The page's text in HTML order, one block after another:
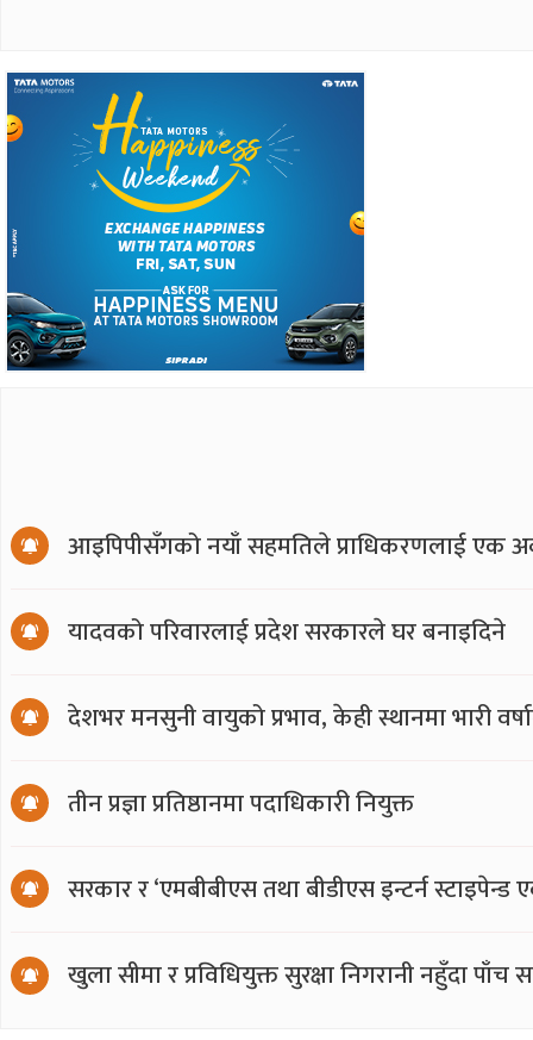
आइपिपीसँगको नयाँ सहमतिले प्राधिकरणलाई एक
यादवको परिवारलाई प्रदेश सरकारले घर बनाइदिने
देशभर मनसुनी वायुको प्रभाव, केही स्थानमा भारी
तीन प्रज्ञा प्रतिष्ठानमा पदाधिकारी नियुक्त
सरकार र ‘एमबीबीएस तथा बीडीएस इन्टर्न
खुला सीमा र प्रविधियुक्त सुरक्षा निगरानी नहुँदा पाँच